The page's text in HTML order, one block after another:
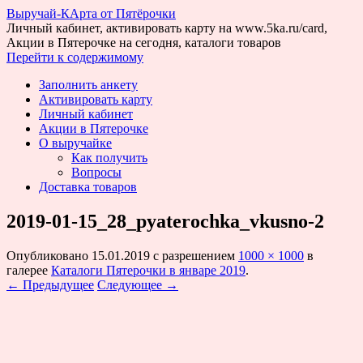
Выручай-КАрта от Пятёрочки
Личный кабинет, активировать карту на www.5ka.ru/card,
Акции в Пятерочке на сегодня, каталоги товаров
Перейти к содержимому
Заполнить анкету
Активировать карту
Личный кабинет
Акции в Пятерочке
О выручайке
Как получить
Вопросы
Доставка товаров
2019-01-15_28_pyaterochka_vkusno-2
Опубликовано 15.01.2019 с разрешением 1000 × 1000 в
галерее Каталоги Пятерочки в январе 2019.
← Предыдущее Следующее →